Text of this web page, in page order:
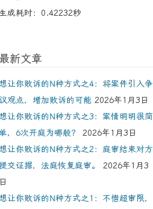
生成耗时：0.42232秒
最新文章
想让你败诉的N种方式之4：将案件引入争
观点，增加败诉的可能 2026年1月3日
想让你败诉的N种方式之3：案情明明很简
，6次开庭为哪般？
2026年1月3日
想让你败诉的N种方式之2：庭审结束对方
提交证据，法庭恢复庭审。
2026年1月3
日
想让你败诉的N种方式之1：不惜超审限，